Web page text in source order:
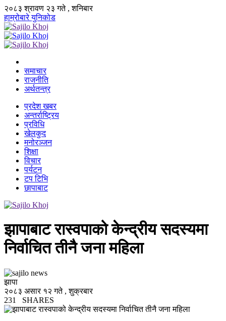
२०८३ श्रावण २३ गते , शनिबार
हाम्रोबारेयुनिकोड
समाचार
राजनीति
अर्थतन्त्र
प्रदेश खबर
अन्तर्राष्ट्रिय
प्रविधि
खेलकुद
मनोरञ्जन
शिक्षा
विचार
पर्यटन
टप टिभि
छापाबाट
झापाबाट रास्वपाको केन्द्रीय सदस्यमा
निर्वाचित तीनै जना महिला
झापा
२०८३ असार १२ गते , शुक्रबार
231
SHARES